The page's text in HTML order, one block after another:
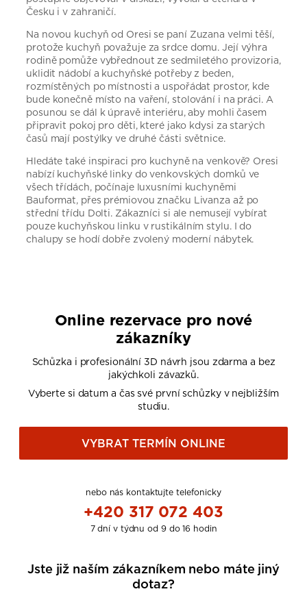
Česku i v zahraničí.
Na novou kuchyň od Oresi se paní Zuzana velmi těší,
protože kuchyň považuje za srdce domu. Její výhra
rodině pomůže vybřednout ze sedmiletého provizoria,
uklidit nádobí a kuchyňské potřeby z beden,
rozmístěných po místnosti a uspořádat prostor, kde
bude konečně místo na vaření, stolování i na práci. A
posunou se dál k úpravě interiéru, aby mohli časem
připravit pokoj pro děti, které jako kdysi za starých
časů mají postýlky ve druhé části světnice.
Hledáte také inspiraci pro kuchyně na venkově? Oresi
nabízí kuchyňské linky do venkovských domků ve
všech třídách, počínaje luxusními kuchyněmi
Bauformat, přes prémiovou značku Livanza až po
střední třídu Dolti. Zákazníci si ale nemusejí vybírat
pouze kuchyňskou linku v rustikálním stylu. I do
chalupy se hodí dobře zvolený moderní nábytek.
Online rezervace pro nové
zákazníky
Schůzka i profesionální 3D návrh jsou zdarma a bez
jakýchkoli závazků.
Vyberte si datum a čas své první schůzky v nejbližším
studiu.
VYBRAT TERMÍN ONLINE
nebo nás kontaktujte telefonicky
+420 317 072 403
7 dní v týdnu od 9 do 16 hodin
Jste již naším zákazníkem nebo máte jiný
dotaz?